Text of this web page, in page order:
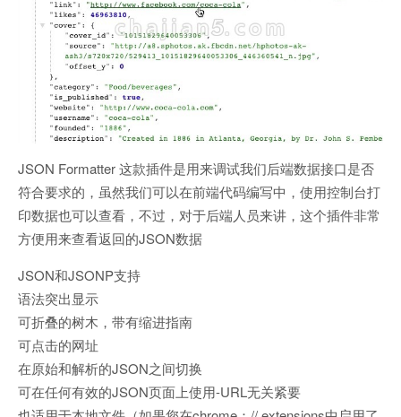
JSON Formatter 这款插件是用来调试我们后端数据接口是否
符合要求的，虽然我们可以在前端代码编写中，使用控制台打
印数据也可以查看，不过，对于后端人员来讲，这个插件非常
方便用来查看返回的JSON数据
JSON和JSONP支持
语法突出显示
可折叠的树木，带有缩进指南
可点击的网址
在原始和解析的JSON之间切换
可在任何有效的JSON页面上使用-URL无关紧要